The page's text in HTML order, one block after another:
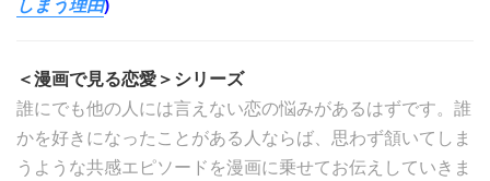
＜漫画で見る恋愛＞シリーズ
誰にでも他の人には言えない恋の悩みがあるはずです。誰
かを好きになったことがある人ならば、思わず頷いてしま
うような共感エピソードを漫画に乗せてお伝えしていきま